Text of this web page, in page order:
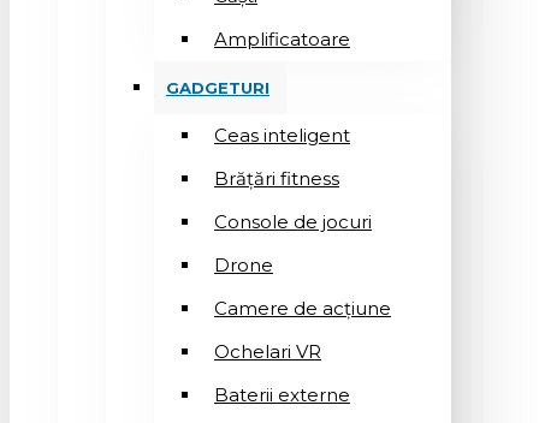
Amplificatoare
GADGETURI
Ceas inteligent
Brățări fitness
Console de jocuri
Drone
Camere de acțiune
Ochelari VR
Baterii externe